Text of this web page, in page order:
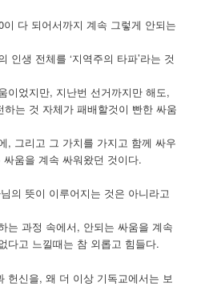
다 되어서까지 계속 그렇게 안되는
인생 전체를 ‘지역주의 타파’라는 것
이었지만, 지난번 선거까지만 해도,
는 것 자체가 패배할것이 빤한 싸움
, 그리고 그 가치를 가지고 함께 싸우
움을 계속 싸워왔던 것이다.
의 뜻이 이루어지는 것은 아니라고
는 과정 속에서, 안되는 싸움을 계속
다고 느낄때는 참 외롭고 힘들다.
헌신을, 왜 더 이상 기독교에서는 보